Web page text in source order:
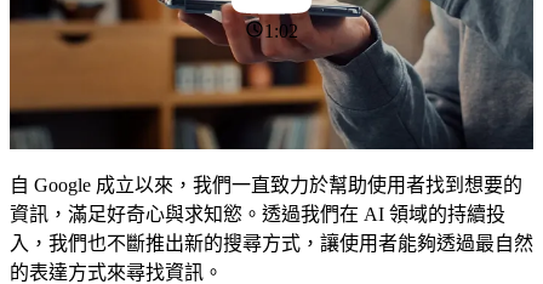
1:02
自 Google 成立以來，我們一直致力於幫助使用者找到想要的
資訊，滿足好奇心與求知慾。透過我們在 AI 領域的持續投
入，我們也不斷推出新的搜尋方式，讓使用者能夠透過最自然
的表達方式來尋找資訊。